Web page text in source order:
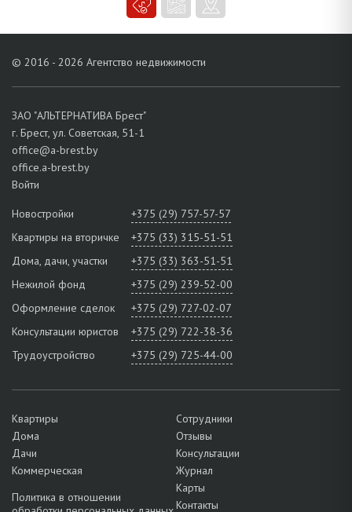
© 2016 - 2026 Агентство недвижимости
ЗАО "АЛЬТЕРНАТИВА Брест"
г. Брест, ул. Советская, 51-1
office@a-brest.by
office.a-brest.by
Войти
Новостройки
+375 (29) 757-57-57
Квартиры на вторичке
+375 (33) 315-51-51
Дома, дачи, участки
+375 (33) 363-51-51
Нежилой фонд
+375 (29) 239-52-00
Оформление сделок
+375 (29) 727-02-07
Консультации юристов
+375 (29) 722-38-36
Трудоустройство
+375 (29) 725-44-00
Квартиры
Дома
Дачи
Коммерческая
Политика в отношении
Сотрудники
Отзывы
Консультации
Журнал
Карты
Контакты